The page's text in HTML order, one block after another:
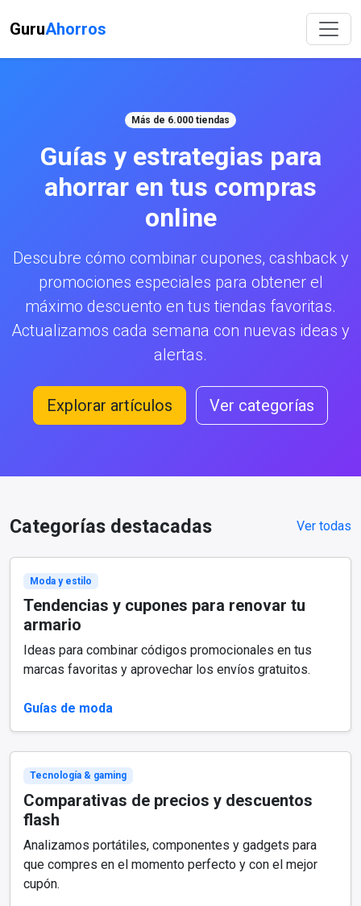
GuruAhorros
Más de 6.000 tiendas
Guías y estrategias para
ahorrar en tus compras
online
Descubre cómo combinar cupones, cashback y
promociones especiales para obtener el
máximo descuento en tus tiendas favoritas.
Actualizamos cada semana con nuevas ideas y
alertas.
Explorar artículos Ver categorías
Categorías destacadas Ver todas
Moda y estilo
Tendencias y cupones para renovar tu
armario
Ideas para combinar códigos promocionales en tus
marcas favoritas y aprovechar los envíos gratuitos.
Guías de moda
Tecnología & gaming
Comparativas de precios y descuentos
flash
Analizamos portátiles, componentes y gadgets para
que compres en el momento perfecto y con el mejor
cupón.